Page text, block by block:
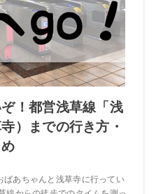
！都営浅草線「浅
）までの行き方・
ばあちゃんと浅草寺に行ってい